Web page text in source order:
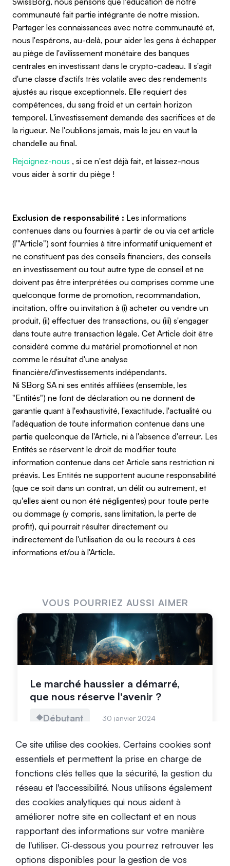
communauté fait partie intégrante de notre mission.
Partager les connaissances avec notre communauté et,
nous l'espérons, au-delà, pour aider les gens à échapper
au piège de l'avilissement monétaire des banques
centrales en investissant dans le crypto-cadeau. Il s'agit
d'une classe d'actifs très volatile avec des rendements
ajustés au risque exceptionnels. Elle requiert des
compétences, du sang froid et un certain horizon
temporel. L'investissement demande des sacrifices et de
la rigueur. Ne l'oublions jamais, mais le jeu en vaut la
chandelle au final.
Rejoignez-nous , si ce n'est déjà fait, et laissez-nous
vous aider à sortir du piège !
Exclusion de responsabilité : Les informations
contenues dans ou fournies à partir de ou via cet article
(l'"Article") sont fournies à titre informatif uniquement et
ne constituent pas des conseils financiers, des conseils
en investissement ou tout autre type de conseil et ne
doivent pas être interprétées ou comprises comme une
quelconque forme de promotion, recommandation,
incitation, offre ou invitation à (i) acheter ou vendre un
produit, (ii) effectuer des transactions, ou (iii) s'engager
dans toute autre transaction légale. Cet Article doit être
considéré comme du matériel promotionnel et non
comme le résultat d'une analyse
financière/d'investissements indépendants.
Ni SBorg SA ni ses entités affiliées (ensemble, les
"Entités") ne font de déclaration ou ne donnent de
garantie quant à l'exhaustivité, l'exactitude, l'actualité ou
l'adéquation de toute information contenue dans une
partie quelconque de l'Article, ni à l'absence d'erreur. Les
Entités se réservent le droit de modifier toute
information contenue dans cet Article sans restriction ni
préavis. Les Entités ne supportent aucune responsabilité
(que ce soit dans un contrat, un délit ou autrement, et
qu'elles aient ou non été négligentes) pour toute perte
ou dommage (y compris, sans limitation, la perte de
profit), qui pourrait résulter directement ou
indirectement de l'utilisation de ou le recours à ces
informations et/ou à l'Article.
VOUS POURRIEZ AUSSI AIMER
Le marché haussier a démarré,
que nous réserve l'avenir ?
Débutant 30 janvier 2024
Rééquilibrage du portfolio : un
outil pour gérer les risques et
maintenir la diversification
Avancé 27 mai 2022
Ce site utilise des cookies. Certains cookies sont
essentiels et permettent la prise en charge de
fonctions clés telles que la sécurité, la gestion du
réseau et l'accessibilité. Nous utilisons également
des cookies analytiques qui nous aident à
améliorer notre site en collectant et en nous
rapportant des informations sur votre manière
de l'utiliser. Ci-dessous you pourrez retrouver les
options disponibles pour la gestion de vos